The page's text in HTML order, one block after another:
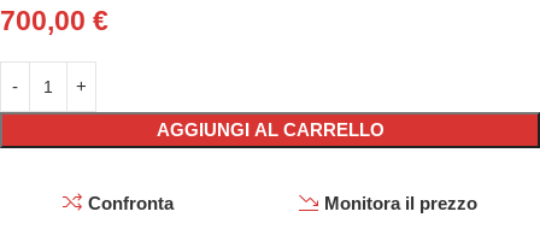
700,00 €
AGGIUNGI AL CARRELLO
Confronta Monitora il prezzo